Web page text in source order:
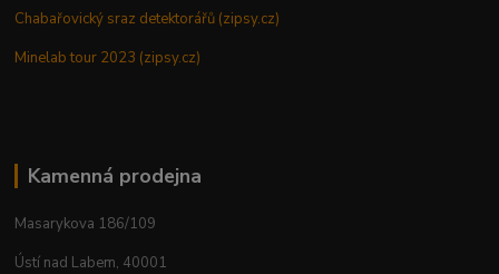
Chabařovický sraz detektorářů (zipsy.cz)
Minelab tour 2023 (zipsy.cz)
Kamenná prodejna
Masarykova 186/109
Ústí nad Labem, 40001